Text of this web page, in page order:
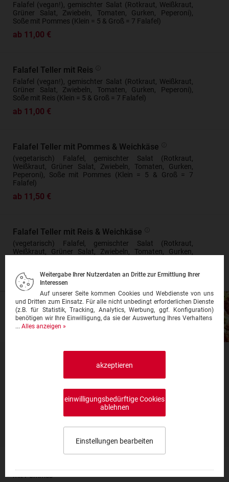
Falafel (vegan!), gemischter Salat (Rotkraut, Weißkraut,
Grüner Salat, Zwiebeln, Tomaten, Gurken, Peperoni),
Soße mit Pommes (Klein = 5 & Groß = 7 Falafel)
ab 11,00 €
Falafel Teller mit Reis
Falafel (vegan!), gemischter Salat (Rotkraut, Weißkraut,
Grüner Salat, Zwiebeln, Tomaten, Gurken, Peperoni),
Soße mit Reis (Klein = 5 & Groß = 7 Falafel)
ab 11,00 €
Falafel Teller mit Pommes & Weichkäse
(vegetarisch) Falafel, gemischter Salat (Rotkraut,
Weißkraut, Grüner Salat, Zwiebeln, Tomaten, Gurken,
Peperoni), Soße mit Pommes (Klein = 5 & Groß = 7
Falafel)
ab 11,50 €
Falafel Teller mit Reis & Weichkäse
(vegetarisch) Falafel, gemischter Salat (Rotkraut,
Weißkraut, Grüner Salat, Zwiebeln, Tomaten, Gurken,
ab 11,50 €
Preise inkl. Mehrwertsteuer, ggf. zzgl.Lieferkosten
mit Pommes
Weitergabe Ihrer Nutzerdaten an Dritte zur Ermittlung Ihrer
Interessen
Auf unserer Seite kommen Cookies und Webdienste von uns
und Dritten zum Einsatz. Für alle nicht unbedingt erforderlichen Dienste
(z.B. für Statistik, Tracking, Analytics, Werbung, ggf. Konfiguration)
benötigen wir Ihre Einwilligung, da sie der Auswertung Ihres Verhaltens
... Alles anzeigen »
akzeptieren
einwilligungsbedürftige Cookies
ablehnen
Einstellungen bearbeiten